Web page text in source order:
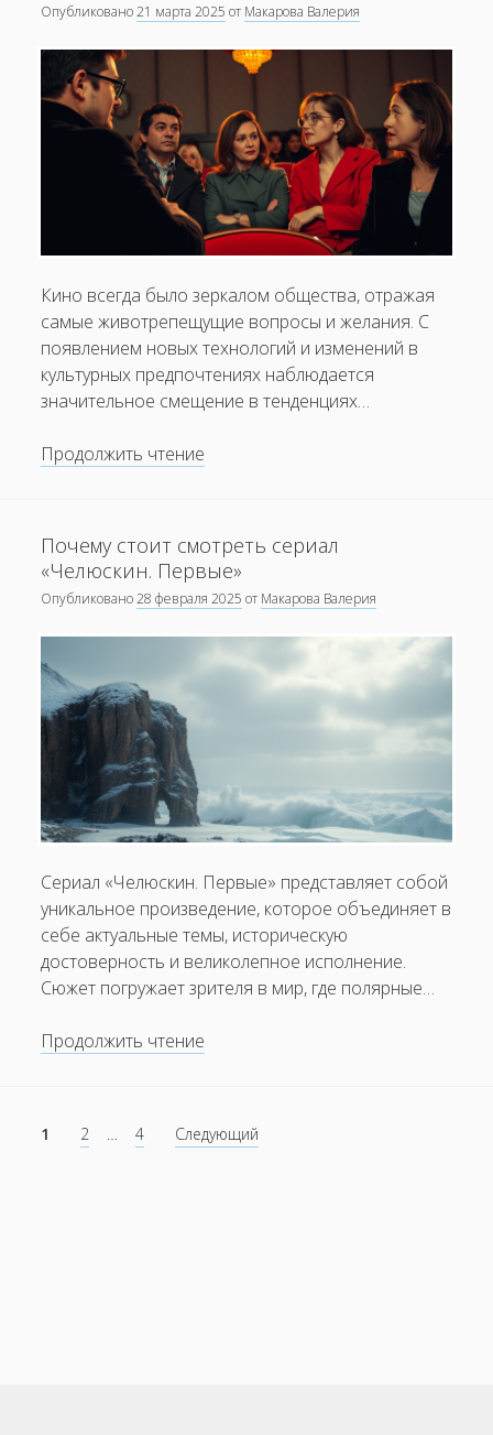
Опубликовано21 марта 2025 от Макарова Валерия
Кино всегда было зеркалом общества, отражая
самые животрепещущие вопросы и желания. С
появлением новых технологий и изменений в
культурных предпочтениях наблюдается
значительное смещение в тенденциях…
Продолжить чтение
фильмы
в
моде
Почему стоит смотреть сериал
«Челюскин. Первые»
Опубликовано28 февраля 2025 от Макарова Валерия
Сериал «Челюскин. Первые» представляет собой
уникальное произведение, которое объединяет в
себе актуальные темы, историческую
достоверность и великолепное исполнение.
Сюжет погружает зрителя в мир, где полярные…
Продолжить чтение
«Челюскин.
Пагинация
записей
1 2 4 Следующий